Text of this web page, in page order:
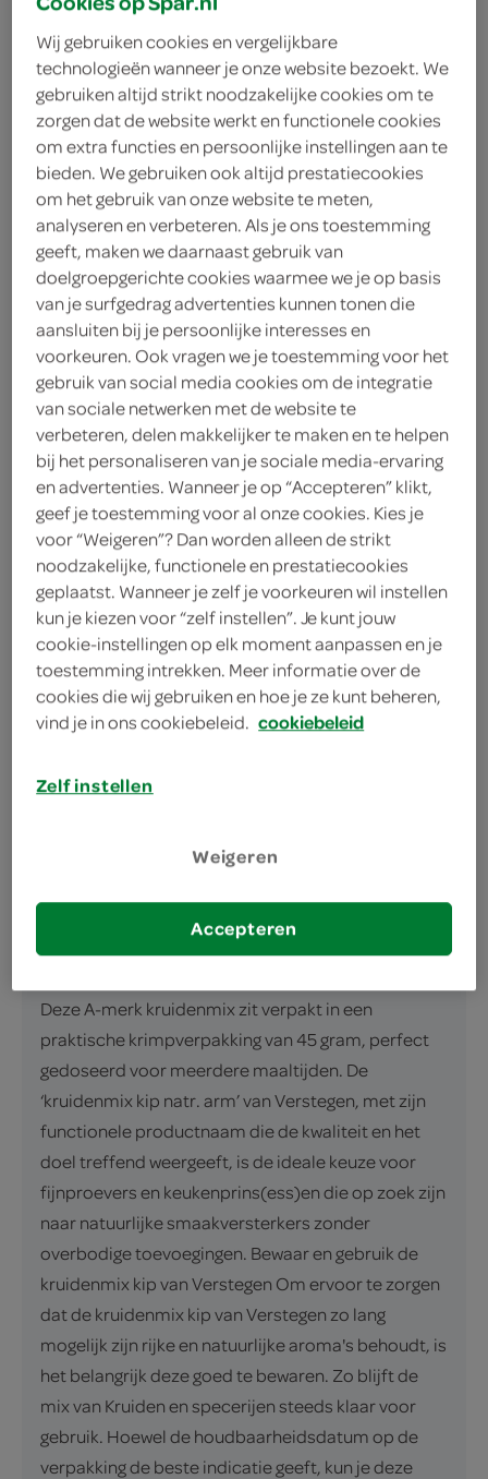
Verstegen
3.
39
45 Gram
Let op: aanbiedingen zijn niet zichtbaar bij de
producten, maar worden wél automatisch
verwerkt in de winkelmand.
Verstegen kruidenmix: heerlijk sappige kip, natuurlijk
op smaak!
Natriumarm voor gezondere maaltijden
Krachtige kruidenmix A-merk
Handige krimppakket 45 gram
omschrijving
Kip van Verstegen Ben je op zoek naar een manier
te brengen? Zoek niet verder, want Verstegen heeft
smaak, biedt deze mix de perfecte balans van
Deze A-merk kruidenmix zit verpakt in een
praktische krimpverpakking van 45 gram, perfect
gedoseerd voor meerdere maaltijden. De
‘kruidenmix kip natr. arm’ van Verstegen, met zijn
functionele productnaam die de kwaliteit en het
doel treffend weergeeft, is de ideale keuze voor
fijnproevers en keukenprins(ess)en die op zoek zijn
naar natuurlijke smaakversterkers zonder
overbodige toevoegingen. Bewaar en gebruik de
kruidenmix kip van Verstegen Om ervoor te zorgen
dat de kruidenmix kip van Verstegen zo lang
mogelijk zijn rijke en natuurlijke aroma's behoudt, is
het belangrijk deze goed te bewaren. Zo blijft de
mix van Kruiden en specerijen steeds klaar voor
gebruik. Hoewel de houdbaarheidsdatum op de
verpakking de beste indicatie geeft, kun je deze
Wij gebruiken cookies en vergelijkbare
technologieën wanneer je onze website bezoekt. We
gebruiken altijd strikt noodzakelijke cookies om te
zorgen dat de website werkt en functionele cookies
om extra functies en persoonlijke instellingen aan te
bieden. We gebruiken ook altijd prestatiecookies
om het gebruik van onze website te meten,
analyseren en verbeteren. Als je ons toestemming
geeft, maken we daarnaast gebruik van
doelgroepgerichte cookies waarmee we je op basis
van je surfgedrag advertenties kunnen tonen die
aansluiten bij je persoonlijke interesses en
voorkeuren. Ook vragen we je toestemming voor het
gebruik van social media cookies om de integratie
van sociale netwerken met de website te
verbeteren, delen makkelijker te maken en te helpen
bij het personaliseren van je sociale media-ervaring
en advertenties. Wanneer je op “Accepteren” klikt,
geef je toestemming voor al onze cookies. Kies je
voor “Weigeren”? Dan worden alleen de strikt
noodzakelijke, functionele en prestatiecookies
geplaatst. Wanneer je zelf je voorkeuren wil instellen
kun je kiezen voor “zelf instellen”. Je kunt jouw
cookie-instellingen op elk moment aanpassen en je
toestemming intrekken. Meer informatie over de
cookies die wij gebruiken en hoe je ze kunt beheren,
vind je in ons cookiebeleid. cookiebeleid
Zelf instellen
Weigeren
Accepteren